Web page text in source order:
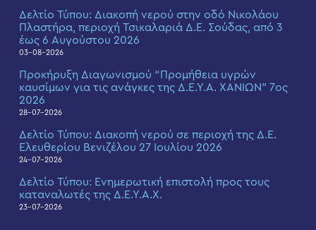
Δελτίο Τύπου: Διακοπή νερού στην οδό Νικολάου
Πλαστήρα, περιοχή Τσικαλαριά Δ.Ε. Σούδας, από 3
έως 6 Αυγούστου 2026
03-08-2026
Προκήρυξη Διαγωνισμού “Προμήθεια υγρών
καυσίμων για τις ανάγκες της Δ.Ε.Υ.Α. ΧΑΝΙΩΝ” 7ος
2026
28-07-2026
Δελτίο Τύπου: Διακοπή νερού σε περιοχή της Δ.Ε.
Ελευθερίου Βενιζέλου 27 Ιουλίου 2026
24-07-2026
Δελτίο Τύπου: Eνημερωτική επιστολή προς τους
καταναλωτές της Δ.Ε.Υ.Α.Χ.
23-07-2026